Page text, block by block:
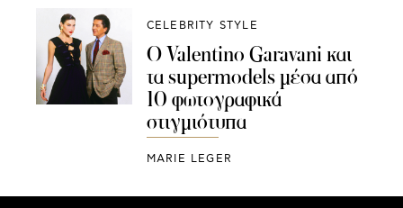
CELEBRITY STYLE
Ο Valentino Garavani και
τα supermodels μέσα από
10 φωτογραφικά
στιγμιότυπα
MARIE LEGER